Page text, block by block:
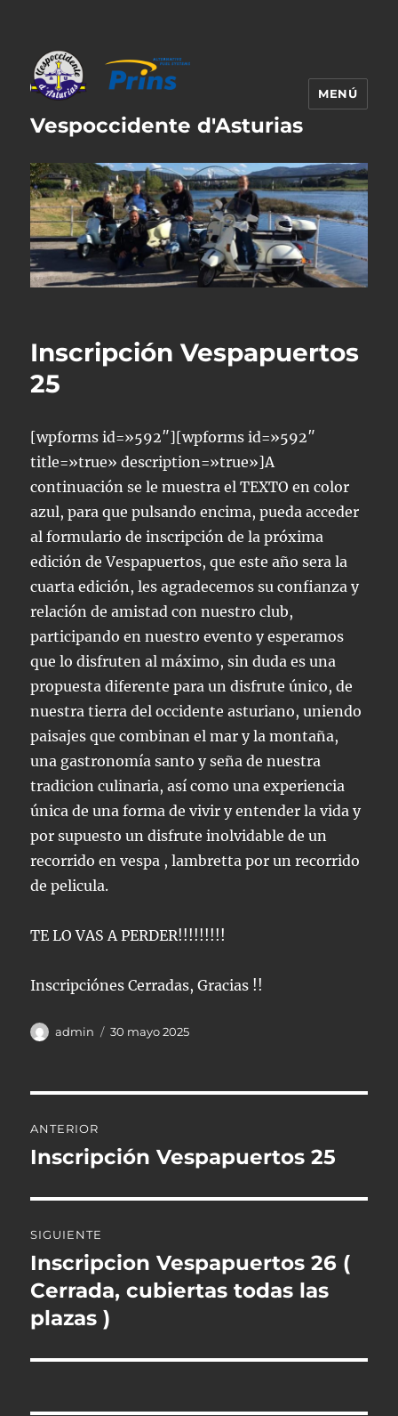
Vespoccidente d'Asturias
MENÚ
Inscripción Vespapuertos
25
[wpforms id=»592″][wpforms id=»592″
title=»true» description=»true»]A
continuación se le muestra el TEXTO en color
azul, para que pulsando encima, pueda acceder
al formulario de inscripción de la próxima
edición de Vespapuertos, que este año sera la
cuarta edición, les agradecemos su confianza y
relación de amistad con nuestro club,
participando en nuestro evento y esperamos
que lo disfruten al máximo, sin duda es una
propuesta diferente para un disfrute único, de
nuestra tierra del occidente asturiano, uniendo
paisajes que combinan el mar y la montaña,
una gastronomía santo y seña de nuestra
tradicion culinaria, así como una experiencia
única de una forma de vivir y entender la vida y
por supuesto un disfrute inolvidable de un
recorrido en vespa , lambretta por un recorrido
de pelicula.
TE LO VAS A PERDER!!!!!!!!!
Inscripciónes Cerradas, Gracias !!
Autor
admin
Publicado
30 mayo 2025
de
ANTERIOR
Entrada
Inscripción Vespapuertos 25
SIGUIENTE
Entrada
siguiente:
Inscripcion Vespapuertos 26 (
Cerrada, cubiertas todas las
plazas )